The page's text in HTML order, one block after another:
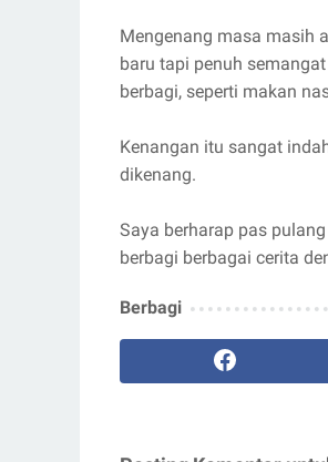
Mengenang masa masih
baru tapi penuh
berbagi, seperti makan
Kenangan itu sangat
dikenang.
Saya berharap pas
berbagi berbagai cerita
Berbagi